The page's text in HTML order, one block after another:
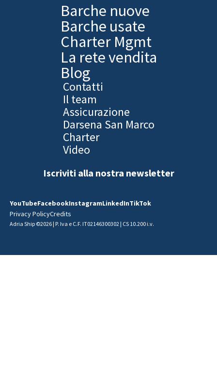
Barche nuove
Barche usate
Charter Mgmt
La rete vendita
Blog
Contatti
Il team
Assicurazione
Darsena San Marco
Charter
Video
Iscriviti alla nostra newsletter
Adria Ship ©2026 | P. Iva e C.F. IT02146300302 | CS 10.200 i.v.
Privacy PolicyCredits
YouTubeFacebookInstagramLinkedInTikTok